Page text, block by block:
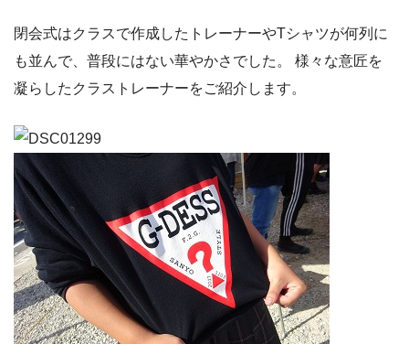
閉会式はクラスで作成したトレーナーやTシャツが何列に
も並んで、普段にはない華やかさでした。 様々な意匠を
凝らしたクラストレーナーをご紹介します。